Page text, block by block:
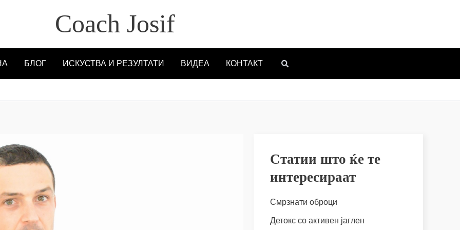
Coach Josif
БЛОГ ИСКУСТВА И РЕЗУЛТАТИ ВИДЕА КОНТАКТ
Статии што ќе те
интересираат
Смрзнати оброци
Детокс со активен јаглен